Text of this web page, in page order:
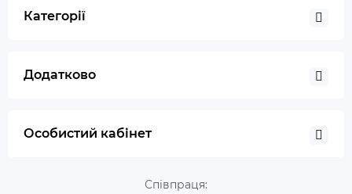
Категорії
Додатково
Особистий кабінет
Співпраця: